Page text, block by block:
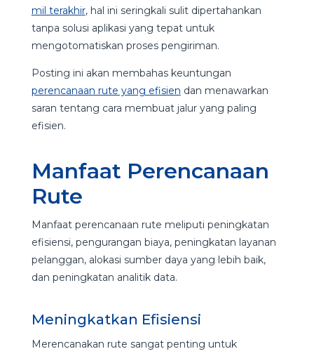
mil terakhir, hal ini seringkali sulit dipertahankan
tanpa solusi aplikasi yang tepat untuk
mengotomatiskan proses pengiriman.
Posting ini akan membahas keuntungan
perencanaan rute yang efisien dan menawarkan
saran tentang cara membuat jalur yang paling
efisien.
Manfaat Perencanaan
Rute
Manfaat perencanaan rute meliputi peningkatan
efisiensi, pengurangan biaya, peningkatan layanan
pelanggan, alokasi sumber daya yang lebih baik,
dan peningkatan analitik data.
Meningkatkan Efisiensi
Merencanakan rute sangat penting untuk